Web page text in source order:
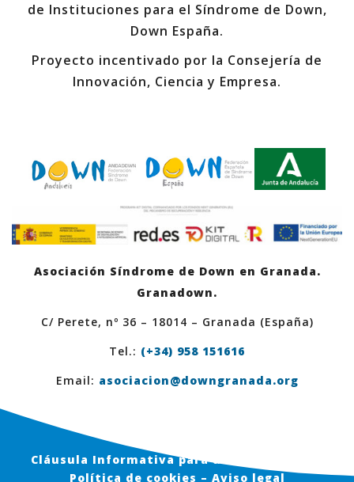
de Instituciones para el Síndrome de Down,
Down España.
Proyecto incentivado por la Consejería de
Innovación, Ciencia y Empresa.
Asociación Síndrome de Down en Granada.
Granadown.
C/ Perete, nº 36 – 18014 – Granada (España)
Tel.: (+34) 958 151616
Email: asociacion@downgranada.org
Cláusula Informativa para usuarios en Web
Política de cookies – Aviso legal